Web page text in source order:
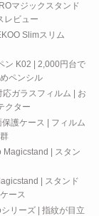
マジックスタンド
レビュー
Slimスリム
ン K02 | 2,000円台で
ペンシル
ガラスフィルム | お
クター
護ケース | フィルム
Magicstand | スタン
| スタンド
ース
リーズ | 指紋が目立